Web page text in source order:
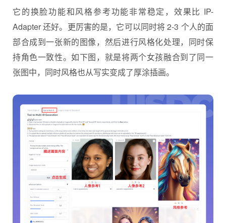
它的换脸功能和风格参考功能非常稳定，效果比 IP-
Adapter 还好。更厉害的是，它可以同时将 2-3 个人的面
部合成到一张新的图像，然后进行风格化处理，同时保
持角色一致性。如下图，就是将两个女孩融合到了同一
张图中，同时风格也从写实变成了厚涂插画。